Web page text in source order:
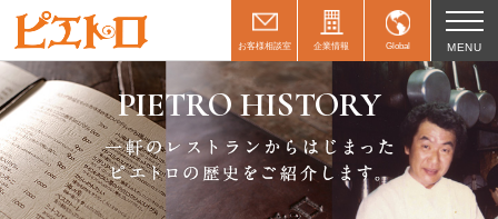
お客様相談室 企業情報 Global MENU
PIETRO HISTORY